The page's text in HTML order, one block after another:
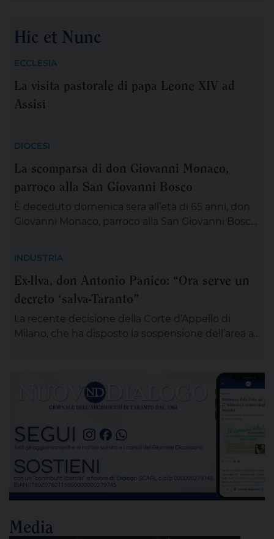
“popolo giovane” proveniente dal nostro
credenti, tra […]
Hic et Nunc
ECCLESIA
La visita pastorale di papa Leone XIV ad
Assisi
DIOCESI
La scomparsa di don Giovanni Monaco,
parroco alla San Giovanni Bosco
È deceduto domenica sera all’età di 65 anni, don
Giovanni Monaco, parroco alla San Giovanni Bosco.
preghiera e rendergli un ultimo saluto. Alle ore 20
ci si ritroverà come Comunità educativa pastorale
INDUSTRIA
Ex-Ilva, don Antonio Panico: “Ora serve un
decreto ‘salva-Taranto”
La recente decisione della Corte d’Appello di
Milano, che ha disposto la sospensione dell’area a
alla completa bonifica dell’amianto e alla riduzione
delle emissioni di polveri sottili, rappresenta un
passaggio destinato a segnare la lunga vicenda
dello stabilimento siderurgico. Una pronuncia che
[…]
Media